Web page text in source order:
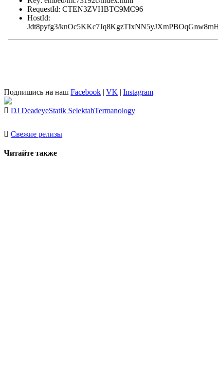
Подпишись на наш Facebook | VK | Instagram
DJ DeadeyeStatik SelektahTermanology
Свежие релизы
Читайте также